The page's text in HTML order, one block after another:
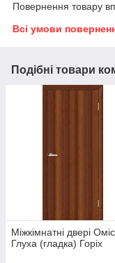
Повернення товару
Всі умови
Подібні товари
Міжкімнатні двері Оміс
Глуха (гладка) Горіх